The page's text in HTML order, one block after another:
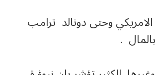
وحتى دونالد ترامب
.